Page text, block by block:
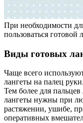
При необходимости
пользоваться готовой
Виды готовых
Чаще всего
лангеты на палец
Тем более для
лангеты нужны при
растяжении, ушибе,
оперативных